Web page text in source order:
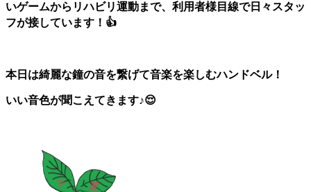
いゲームからリハビリ運動まで、利用者様目線で日々スタッ
フが接しています！👍
本日は綺麗な鐘の音を繋げて音楽を楽しむハンドベル！
いい音色が聞こえてきます♪😌